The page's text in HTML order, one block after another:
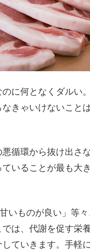
に何となくダルい
きゃいけないこと
循環から抜け出さ
いることが最も大
いものが良い」等
は、代謝を促す栄
ていきます。手軽